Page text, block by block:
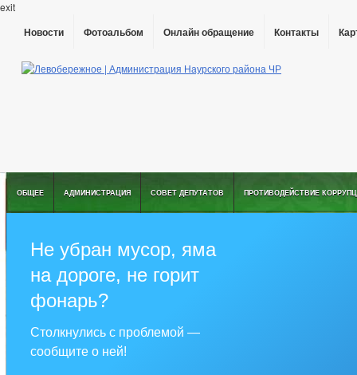
exit
Новости Фотоальбом Онлайн обращение Контакты
ОБЩЕЕ АДМИНИСТРАЦИЯ СОВЕТ ДЕПУТАТОВ ПРОТИВОДЕЙСТВИЕ
Не убран мусор, яма
на дороге, не горит
фонарь?
Столкнулись с проблемой —
сообщите о ней!